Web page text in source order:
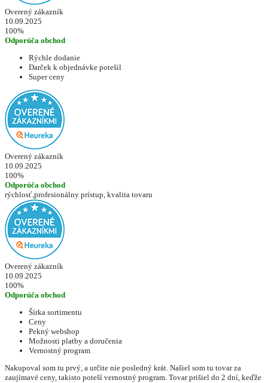
Overený zákazník
10.09.2025
100%
Odporúča obchod
Rýchle dodanie
Darček k objednávke potešil
Super ceny
Overený zákazník
10.09.2025
100%
Odporúča obchod
rýchlosť,profesionálny prístup, kvalita tovaru
Overený zákazník
10.09.2025
100%
Odporúča obchod
Šírka sortimentu
Ceny
Pekný webshop
Možnosti platby a doručenia
Vernostný program
Nakupoval som tu prvý, a určite nie posledný krát. Našiel som tu tovar za
zaujímavé ceny, takisto poteší vernostný program. Tovar prišiel do 2 dní, keďže